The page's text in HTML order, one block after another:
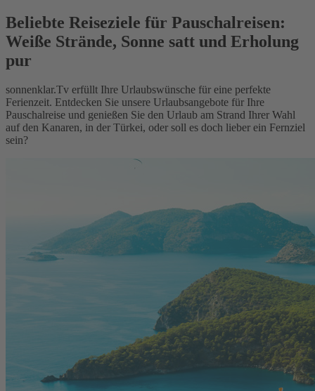
Beliebte Reiseziele für Pauschalreisen:
Weiße Strände, Sonne satt und Erholung
pur
sonnenklar.Tv erfüllt Ihre Urlaubswünsche für eine perfekte
Ferienzeit. Entdecken Sie unsere Urlaubsangebote für Ihre
Pauschalreise und genießen Sie den Urlaub am Strand Ihrer Wahl
auf den Kanaren, in der Türkei, oder soll es doch lieber ein Fernziel
sein?